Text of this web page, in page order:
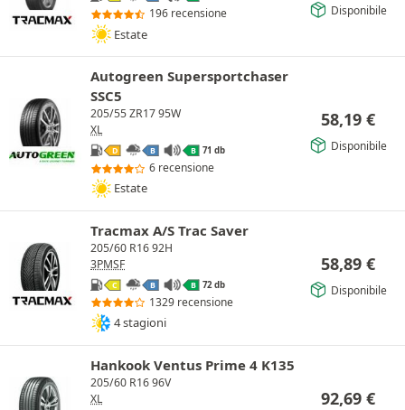
196 recensione
Estate
Disponibile
Autogreen Supersportchaser
SSC5
205/55 ZR17 95W
XL
D B B 71 db
6 recensione
Estate
58,19 €
Disponibile
Tracmax A/S Trac Saver
205/60 R16 92H
3PMSF
C B B 72 db
1329 recensione
4 stagioni
58,89 €
Disponibile
Hankook Ventus Prime 4 K135
205/60 R16 96V
XL
92,69 €